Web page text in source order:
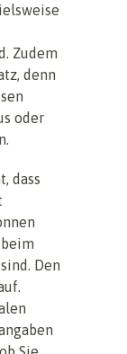
Zudem
denn
oder
dass
Den